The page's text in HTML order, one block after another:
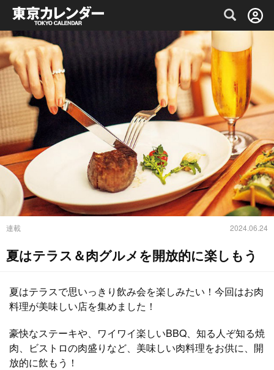
グルメ情報・プレミアムレストラン予約
連載 2024.06.24
夏はテラス＆肉グルメを開放的に楽しもう
夏はテラスで思いっきり飲み会を楽しみたい！今回はお肉
料理が美味しい店を集めました！
豪快なステーキや、ワイワイ楽しいBBQ、知る人ぞ知る焼
肉、ビストロの肉盛りなど、美味しい肉料理をお供に、開
放的に飲もう！